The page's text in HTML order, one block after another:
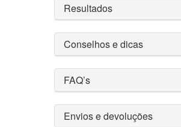
Resultados
Conselhos e dicas
FAQ’s
Envios e devoluções